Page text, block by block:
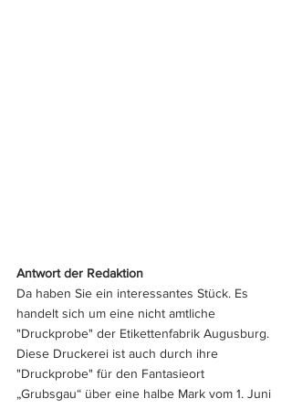
Antwort der Redaktion
Da haben Sie ein interessantes Stück. Es
handelt sich um eine nicht amtliche
"Druckprobe" der Etikettenfabrik Augusburg.
Diese Druckerei ist auch durch ihre
"Druckprobe" für den Fantasieort
„Grubsgau“ über eine halbe Mark vom 1. Juni